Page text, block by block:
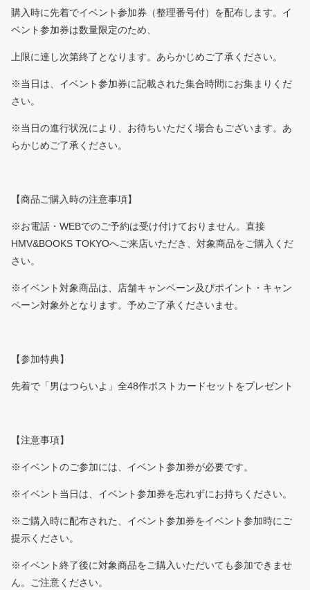
購入時に先着でイベント参加券（整理番号付）を配布します。イ
ベント参加券は数量限定のため、
上限に達し次第終了となります。あらかじめご了承ください。
※当日は、イベント参加券に記載された集合時間にお集まりくだ
さい。
※当日の進行状況により、お待ちいただく場合もございます。あ
らかじめご了承ください。
【商品ご購入時の注意事項】
※お電話・WEBでのご予約は受け付けておりません。直接
HMV&BOOKS TOKYOへご来店いただき、対象商品をご購入くだ
さい。
※イベント対象商品は、店舗キャンペーン及びポイント・キャン
ペーン対象外となります。予めご了承くださいませ。
【参加特典】
先着で「男はつらいよ」全48作ポストカードセットをプレゼント
【注意事項】
※イベントのご参加には、イベント参加券が必要です。
※イベント当日は、イベント参加券を忘れずにお持ちください。
※ご購入時に配布された、イベント参加券をイベント参加時にご
提示ください。
※イベント終了後に対象商品をご購入いただいても参加できませ
ん。ご注意ください。